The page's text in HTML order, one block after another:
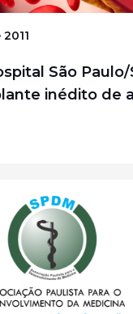
São Paulo/
inédito de